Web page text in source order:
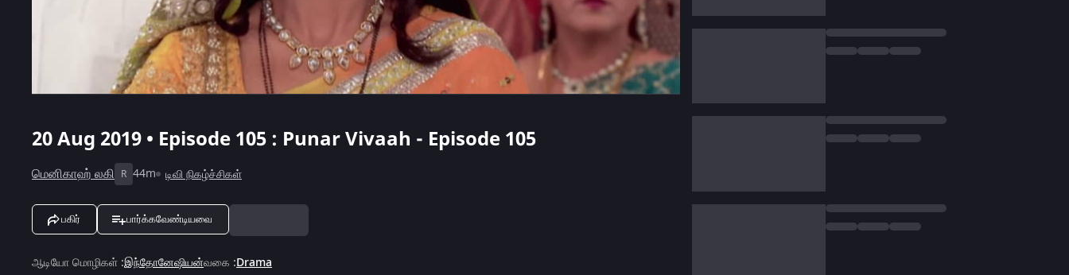
20 Aug 2019 • Episode 105 : Punar Vivaah - Episode 105
மெனிகாஹ் லகி R 44m டிவி நிகழ்ச்சிகள்
பகிர் பார்க்கவேண்டியவை
ஆடியோ மொழிகள் :இந்தோனேஷியன்வகை :Drama